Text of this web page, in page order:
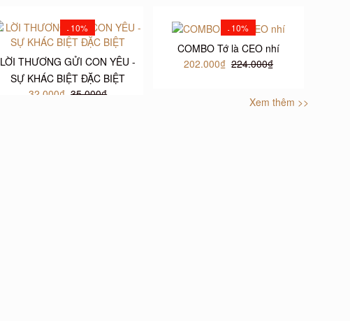
-10%
LỜI THƯƠNG GỬI CON YÊU -
SỰ KHÁC BIỆT ĐẶC BIỆT
32.000₫ 35.000₫
-10%
COMBO Tớ là CEO nhí
202.000₫ 224.000₫
Xem thêm >>